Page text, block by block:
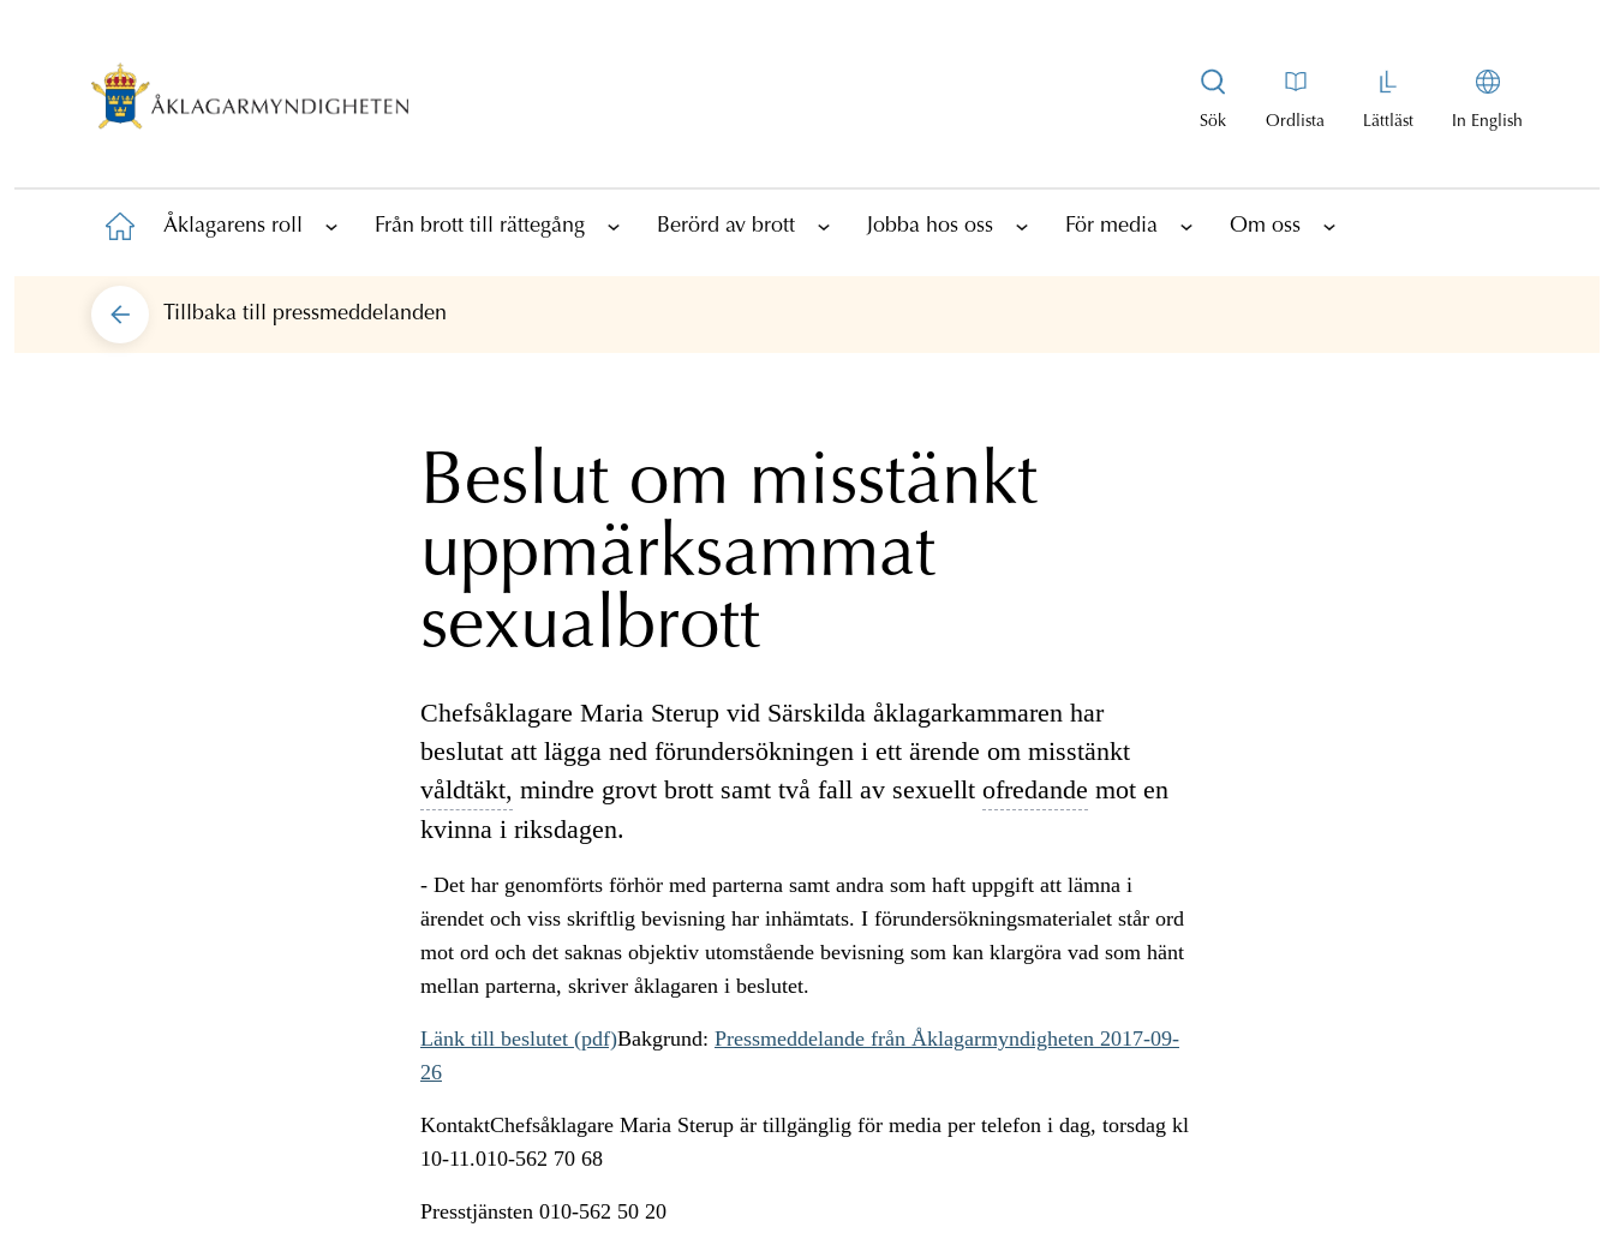
Sök Ordlista Lättläst In English
Åklagarens roll Från brott till rättegång Berörd av brott Jobba hos oss För media Om oss
Tillbaka till pressmeddelanden
Beslut om misstänkt
uppmärksammat
sexualbrott
Chefsåklagare Maria Sterup vid Särskilda åklagarkammaren har
beslutat att lägga ned förundersökningen i ett ärende om misstänkt
våldtäkt, mindre grovt brott samt två fall av sexuellt ofredande mot en
kvinna i riksdagen.
- Det har genomförts förhör med parterna samt andra som haft uppgift att lämna i
ärendet och viss skriftlig bevisning har inhämtats. I förundersökningsmaterialet står ord
mot ord och det saknas objektiv utomstående bevisning som kan klargöra vad som hänt
mellan parterna, skriver åklagaren i beslutet.
Länk till beslutet (pdf)Bakgrund: Pressmeddelande från Åklagarmyndigheten 2017-09-
26
KontaktChefsåklagare Maria Sterup är tillgänglig för media per telefon i dag, torsdag kl
10-11.010-562 70 68
Presstjänsten 010-562 50 20